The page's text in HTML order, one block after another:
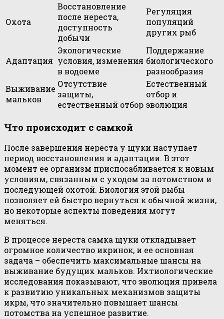
Охота
Восстановление
после нереста,
доступность
добычи
Регуляция
популяций
других рыб
Адаптация
Экологические
условия, изменения
в водоеме
Поддержание
биологического
разнообразия
Выживание
мальков
Отсутствие
защиты,
естественный отбор
Естественный
отбор и
эволюция
Что происходит с самкой
После завершения нереста у щуки наступает
период восстановления и адаптации. В этот
момент ее организм приспосабливается к новым
условиям, связанным с уходом за потомством и
последующей охотой. Биология этой рыбы
позволяет ей быстро вернуться к обычной жизни,
но некоторые аспекты поведения могут
меняться.
В процессе нереста самка щуки откладывает
огромное количество икринок, и ее основная
задача – обеспечить максимальные шансы на
выживание будущих мальков. Ихтиологические
исследования показывают, что эволюция привела
к развитию уникальных механизмов защиты
икры, что значительно повышает шансы
потомства на успешное развитие.